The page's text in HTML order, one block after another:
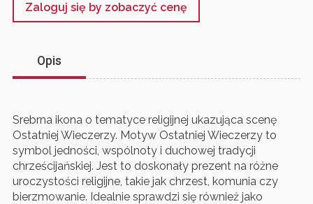
Zaloguj się by zobaczyć cenę
Opis
Srebrna ikona o tematyce religijnej ukazująca scenę
Ostatniej Wieczerzy. Motyw Ostatniej Wieczerzy to
symbol jedności, wspólnoty i duchowej tradycji
chrześcijańskiej. Jest to doskonały prezent na różne
uroczystości religijne, takie jak chrzest, komunia czy
bierzmowanie. Idealnie sprawdzi się również jako